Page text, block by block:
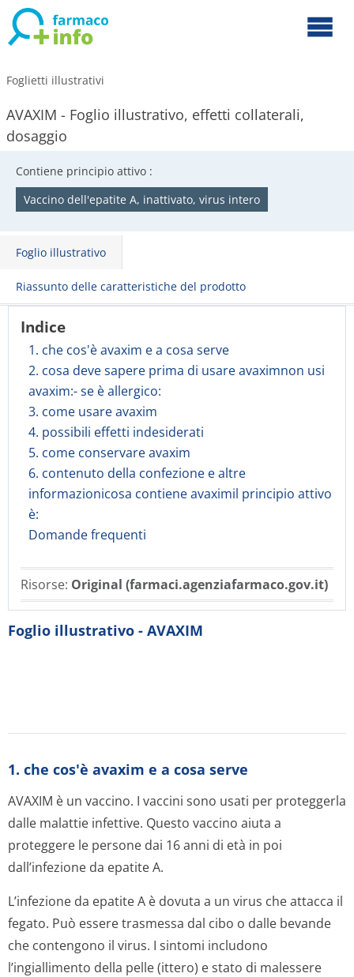
Foglietti illustrativi
AVAXIM - Foglio illustrativo, effetti collaterali,
dosaggio
Contiene principio attivo :
Vaccino dell'epatite A, inattivato, virus intero
Foglio illustrativo
Riassunto delle caratteristiche del prodotto
Indice
1. che cos'è avaxim e a cosa serve
2. cosa deve sapere prima di usare avaximnon usi
avaxim:- se è allergico:
3. come usare avaxim
4. possibili effetti indesiderati
5. come conservare avaxim
6. contenuto della confezione e altre
informazionicosa contiene avaximil principio attivo
è:
Domande frequenti
Risorse: Original (farmaci.agenziafarmaco.gov.it)
Foglio illustrativo - AVAXIM
1. che cos'è avaxim e a cosa serve
AVAXIM è un vaccino. I vaccini sono usati per proteggerla
dalle malattie infettive. Questo vaccino aiuta a
proteggere le persone dai 16 anni di età in poi
dall’infezione da epatite A.
L’infezione da epatite A è dovuta a un virus che attacca il
fegato. Può essere trasmessa dal cibo o dalle bevande
che contengono il virus. I sintomi includono
l’ingiallimento della pelle (ittero) e stato di malessere